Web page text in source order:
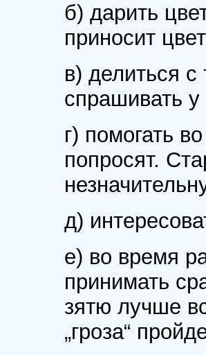
б) дарить
приносит
в) делиться
спрашивать у
г) помогать
попросят.
д)
е) во время
принимать
зятю лучше
„гроза“